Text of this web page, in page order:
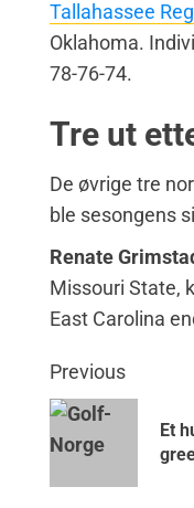
Tallahassee
Oklahoma.
78-76-74.
Tre ut
De øvrige tre
ble sesongens
Renate
Missouri State,
East Carolina
Previous
Et